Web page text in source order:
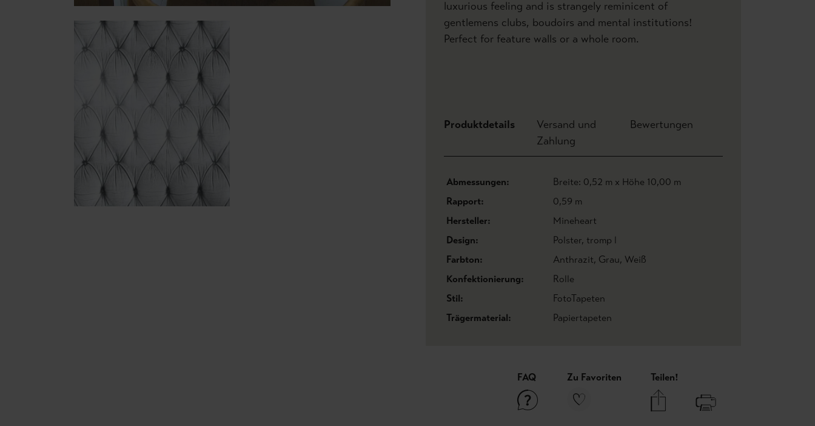
luxurious feeling and is strangely reminicent of
gentlemens clubs, boudoirs and mental institutions!
Perfect for feature walls or a whole room.
Produktdetails
Versand und
Zahlung
Bewertungen
Abmessungen:
Breite: 0,52 m x Höhe 10,00 m
Rapport:
0,59 m
Hersteller:
Mineheart
Design:
Polster, tromp l
Farbton:
Anthrazit, Grau, Weiß
Konfektionierung:
Rolle
Stil:
FotoTapeten
Trägermaterial:
Papiertapeten
FAQ Zu Favoriten Teilen!